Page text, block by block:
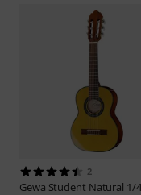
2
Gewa Student Natural 1/4